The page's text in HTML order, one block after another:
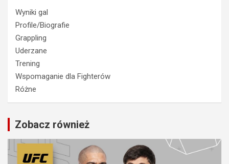
Wyniki gal
Profile/Biografie
Grappling
Uderzane
Trening
Wspomaganie dla Fighterów
Różne
Zobacz również